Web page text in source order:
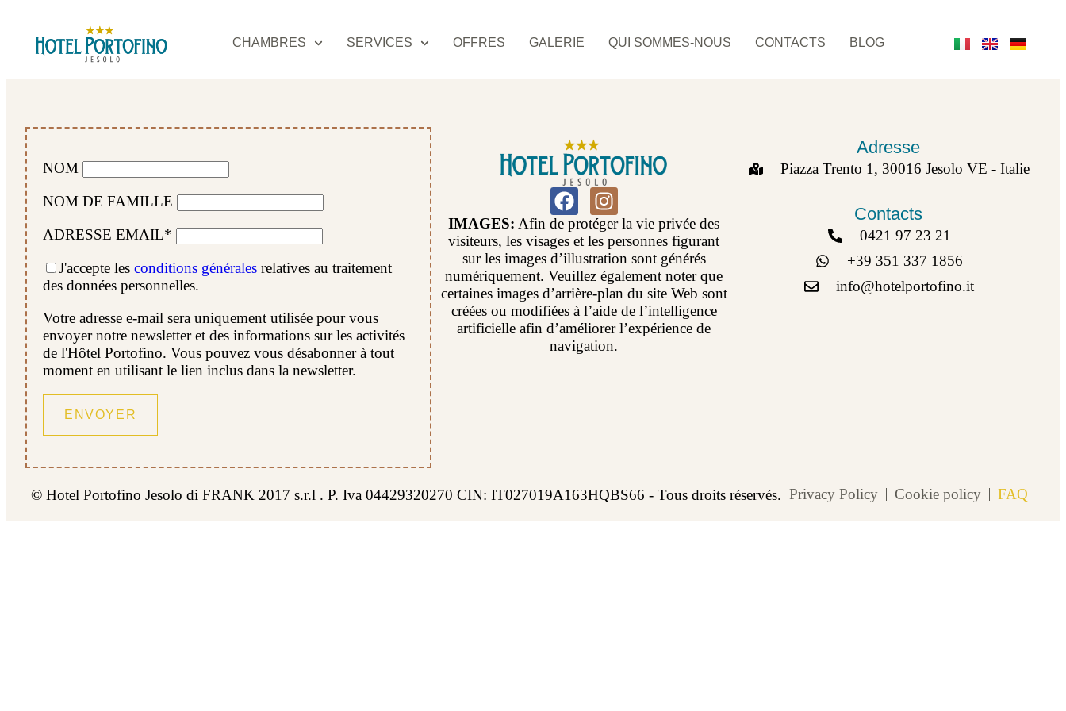
CHAMBRES SERVICES OFFRES GALERIE QUI SOMMES-NOUS CONTACTS BLOG
NOM
NOM DE FAMILLE
ADRESSE EMAIL*
J'accepte les conditions générales relatives au traitement
des données personnelles.
Votre adresse e-mail sera uniquement utilisée pour vous
envoyer notre newsletter et des informations sur les activités
de l'Hôtel Portofino. Vous pouvez vous désabonner à tout
moment en utilisant le lien inclus dans la newsletter.
IMAGES: Afin de protéger la vie privée des
visiteurs, les visages et les personnes figurant
sur les images d’illustration sont générés
numériquement. Veuillez également noter que
certaines images d’arrière-plan du site Web sont
créées ou modifiées à l’aide de l’intelligence
artificielle afin d’améliorer l’expérience de
navigation.
Adresse
Piazza Trento 1, 30016 Jesolo VE - Italie
Contacts
0421 97 23 21
+39 351 337 1856
info@hotelportofino.it
© Hotel Portofino Jesolo di FRANK 2017 s.r.l . P. Iva 04429320270 CIN: IT027019A163HQBS66 - Tous droits réservés. Privacy Policy Cookie policy FAQ